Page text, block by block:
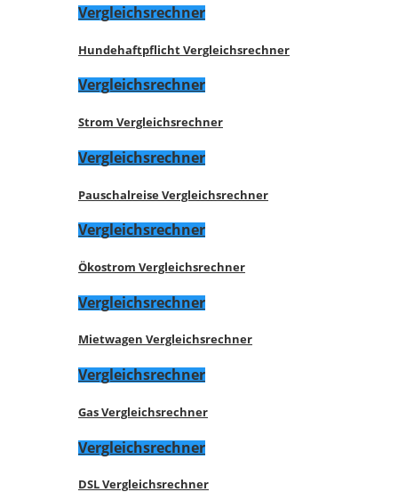
Vergleichsrechner
Hundehaftpflicht Vergleichsrechner
Vergleichsrechner
Strom Vergleichsrechner
Vergleichsrechner
Pauschalreise Vergleichsrechner
Vergleichsrechner
Ökostrom Vergleichsrechner
Vergleichsrechner
Mietwagen Vergleichsrechner
Vergleichsrechner
Gas Vergleichsrechner
Vergleichsrechner
DSL Vergleichsrechner